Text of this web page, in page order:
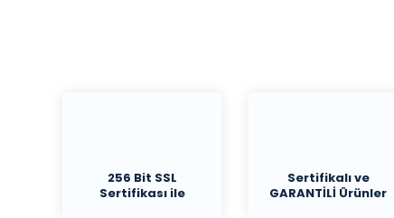
256 Bit SSL
Sertifikası ile
Sertifikalı ve
GARANTİLİ Ürünler